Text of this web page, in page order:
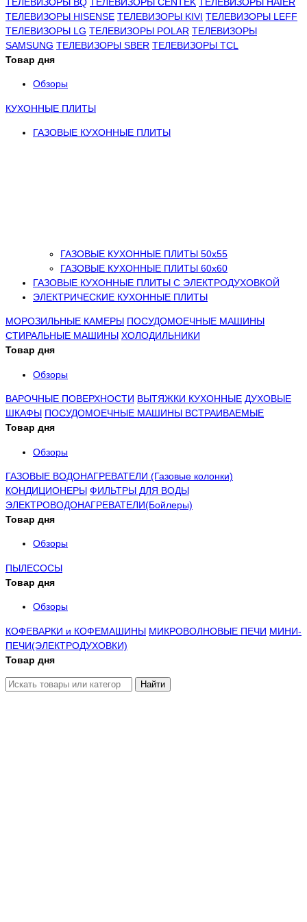
ТЕЛЕВИЗОРЫ HISENSE ТЕЛЕВИЗОРЫ KIVI ТЕЛЕВИЗОРЫ LEFF
ТЕЛЕВИЗОРЫ LG ТЕЛЕВИЗОРЫ POLAR ТЕЛЕВИЗОРЫ
SAMSUNG ТЕЛЕВИЗОРЫ SBER ТЕЛЕВИЗОРЫ TCL
Товар дня
Обзоры
КУХОННЫЕ ПЛИТЫ
ГАЗОВЫЕ КУХОННЫЕ ПЛИТЫ
ГАЗОВЫЕ КУХОННЫЕ ПЛИТЫ 50х55
ГАЗОВЫЕ КУХОННЫЕ ПЛИТЫ 60х60
ГАЗОВЫЕ КУХОННЫЕ ПЛИТЫ С ЭЛЕКТРОДУХОВКОЙ
ЭЛЕКТРИЧЕСКИЕ КУХОННЫЕ ПЛИТЫ
МОРОЗИЛЬНЫЕ КАМЕРЫ ПОСУДОМОЕЧНЫЕ МАШИНЫ
СТИРАЛЬНЫЕ МАШИНЫ ХОЛОДИЛЬНИКИ
Товар дня
Обзоры
ВАРОЧНЫЕ ПОВЕРХНОСТИ ВЫТЯЖКИ КУХОННЫЕ ДУХОВЫЕ
ШКАФЫ ПОСУДОМОЕЧНЫЕ МАШИНЫ ВСТРАИВАЕМЫЕ
Товар дня
Обзоры
ГАЗОВЫЕ ВОДОНАГРЕВАТЕЛИ (Газовые колонки)
КОНДИЦИОНЕРЫ ФИЛЬТРЫ ДЛЯ ВОДЫ
ЭЛЕКТРОВОДОНАГРЕВАТЕЛИ(Бойлеры)
Товар дня
Обзоры
ПЫЛЕСОСЫ
Товар дня
Обзоры
КОФЕВАРКИ и КОФЕМАШИНЫ МИКРОВОЛНОВЫЕ ПЕЧИ МИНИ-
ПЕЧИ(ЭЛЕКТРОДУХОВКИ)
Товар дня
Найти